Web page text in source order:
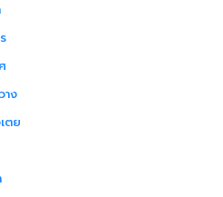
าง
ตย